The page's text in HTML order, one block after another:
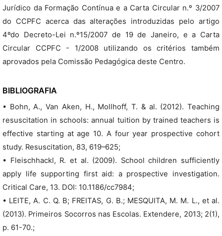
Jurídico da Formação Contínua e a Carta Circular n.º 3/2007
do CCPFC acerca das alterações introduzidas pelo artigo
4ºdo Decreto-Lei n.º15/2007 de 19 de Janeiro, e a Carta
Circular CCPFC - 1/2008 utilizando os critérios também
aprovados pela Comissão Pedagógica deste Centro.
BIBLIOGRAFIA
• Bohn, A., Van Aken, H., Mollhoff, T. & al. (2012). Teaching
resuscitation in schools: annual tuition by trained teachers is
effective starting at age 10. A four year prospective cohort
study. Resuscitation, 83, 619–625;
• Fleischhackl, R. et al. (2009). School children sufficiently
apply life supporting first aid: a prospective investigation.
Critical Care, 13. DOI: 10.1186/cc7984;
• LEITE, A. C. Q. B; FREITAS, G. B.; MESQUITA, M. M. L., et al.
(2013). Primeiros Socorros nas Escolas. Extendere, 2013; 2(1),
p. 61-70.;